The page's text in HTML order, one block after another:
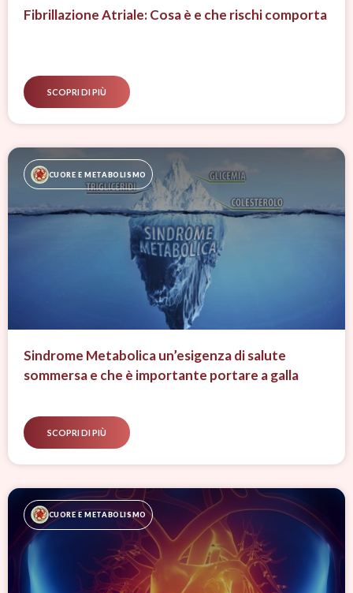
Fibrillazione Atriale: Cosa è e che rischi comporta
SCOPRI DI PIÙ
CUORE E METABOLISMO
Sindrome Metabolica un’esigenza di salute
sommersa e che è importante portare a galla
SCOPRI DI PIÙ
CUORE E METABOLISMO